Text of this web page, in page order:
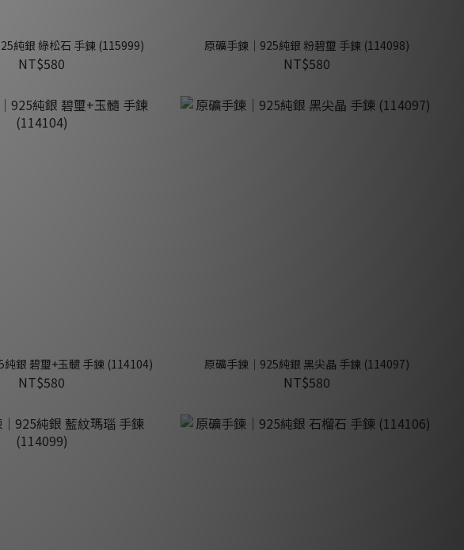
純銀 綠松石 手鍊 (115999)
NT$580
原礦手鍊｜925純銀 粉碧璽 手鍊 (114098)
NT$580
純銀 碧璽+玉髓 手鍊 (114104)
NT$580
原礦手鍊｜925純銀 黑尖晶 手鍊 (114097)
NT$580